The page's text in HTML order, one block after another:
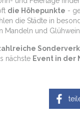
die Höhepunkte -
die Städte in
Mandeln und
nächste Event in der